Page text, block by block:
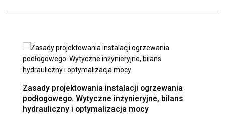
Zasady projektowania instalacji ogrzewania
podłogowego. Wytyczne inżynieryjne, bilans
hydrauliczny i optymalizacja mocy